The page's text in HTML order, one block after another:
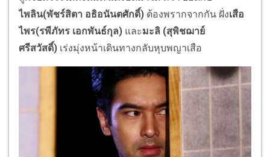
ไพลิน(พัชร์สิตา อธิอนันตศักดิ์) ต้องพรากจากกัน ฝั่งเสือ
ไพร(รพีภัทร เอกพันธ์กุล) และมะลิ (สุพิชฌาย์
ศรีสวัสดิ์) เร่งมุ่งหน้าเดินทางกลับหุบพญาเสือ